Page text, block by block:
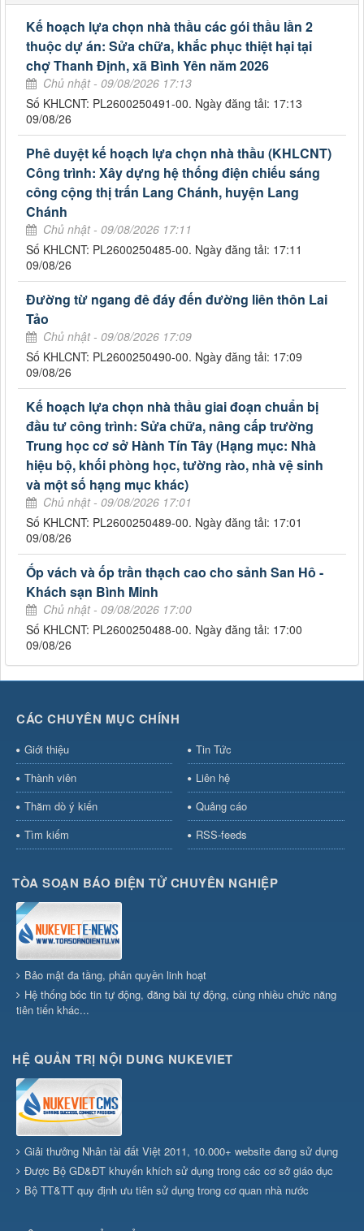
Kế hoạch lựa chọn nhà thầu các gói thầu lần 2
thuộc dự án: Sửa chữa, khắc phục thiệt hại tại
chợ Thanh Định, xã Bình Yên năm 2026
Chủ nhật - 09/08/2026 17:13
Số KHLCNT: PL2600250491-00. Ngày đăng tải: 17:13
09/08/26
Phê duyệt kế hoạch lựa chọn nhà thầu (KHLCNT)
Công trình: Xây dựng hệ thống điện chiếu sáng
công cộng thị trấn Lang Chánh, huyện Lang
Chánh
Chủ nhật - 09/08/2026 17:11
Số KHLCNT: PL2600250485-00. Ngày đăng tải: 17:11
09/08/26
Đường từ ngang đê đáy đến đường liên thôn Lai
Tảo
Chủ nhật - 09/08/2026 17:09
Số KHLCNT: PL2600250490-00. Ngày đăng tải: 17:09
09/08/26
Kế hoạch lựa chọn nhà thầu giai đoạn chuẩn bị
đầu tư công trình: Sửa chữa, nâng cấp trường
Trung học cơ sở Hành Tín Tây (Hạng mục: Nhà
hiệu bộ, khối phòng học, tường rào, nhà vệ sinh
và một số hạng mục khác)
Chủ nhật - 09/08/2026 17:01
Số KHLCNT: PL2600250489-00. Ngày đăng tải: 17:01
09/08/26
Ốp vách và ốp trần thạch cao cho sảnh San Hô -
Khách sạn Bình Minh
Chủ nhật - 09/08/2026 17:00
Số KHLCNT: PL2600250488-00. Ngày đăng tải: 17:00
09/08/26
CÁC CHUYÊN MỤC CHÍNH
Giới thiệu
Tin Tức
Thành viên
Liên hệ
Thăm dò ý kiến
Quảng cáo
Tìm kiếm
RSS-feeds
TÒA SOẠN BÁO ĐIỆN TỬ CHUYÊN NGHIỆP
Bảo mật đa tầng, phân quyền linh hoạt
Hệ thống bóc tin tự động, đăng bài tự động, cùng nhiều chức năng
tiên tiến khác...
HỆ QUẢN TRỊ NỘI DUNG NUKEVIET
Giải thưởng Nhân tài đất Việt 2011, 10.000+ website đang sử dụng
Được Bộ GD&ĐT khuyến khích sử dụng trong các cơ sở giáo dục
Bộ TT&TT quy định ưu tiên sử dụng trong cơ quan nhà nước